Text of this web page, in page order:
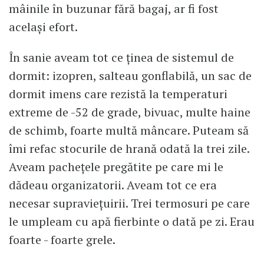
mâinile în buzunar fără bagaj, ar fi fost
același efort.
În sanie aveam tot ce ținea de sistemul de
dormit: izopren, salteau gonflabilă, un sac de
dormit imens care rezistă la temperaturi
extreme de -52 de grade, bivuac, multe haine
de schimb, foarte multă mâncare. Puteam să
îmi refac stocurile de hrană odată la trei zile.
Aveam pachețele pregătite pe care mi le
dădeau organizatorii. Aveam tot ce era
necesar supraviețuirii. Trei termosuri pe care
le umpleam cu apă fierbinte o dată pe zi. Erau
foarte - foarte grele.